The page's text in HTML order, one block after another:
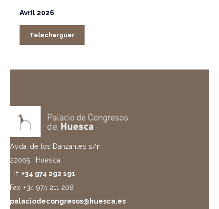
Avril 2026
Telecharguer
Avda. de los Danzantes s/n
22005 · Huesca
Tlf: +34 974 292 191
Fax: +34 974 211 208
palaciodecongresos@huesca.es